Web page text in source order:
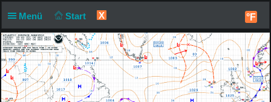
Menü Start X °F